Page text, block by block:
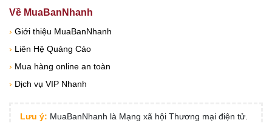
Về MuaBanNhanh
› Giới thiệu MuaBanNhanh
› Liên Hệ Quảng Cáo
› Mua hàng online an toàn
› Dịch vụ VIP Nhanh
Lưu ý: MuaBanNhanh là Mạng xã hội Thương mại điện tử.